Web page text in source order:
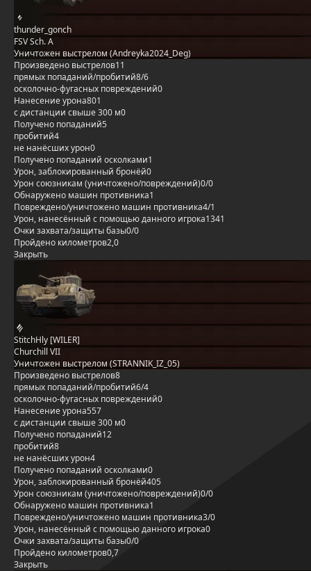
thunder_gonch
FSV Sch. A
Уничтожен выстрелом (Andreyka2024_Deg)
Произведено выстрелов11
прямых попаданий/пробитий8/6
осколочно-фугасных повреждений0
Нанесение урона801
с дистанции свыше 300 м0
Получено попаданий5
пробитий4
не нанёсших урон0
Получено попаданий осколками1
Урон, заблокированный бронёй0
Урон союзникам (уничтожено/повреждений)0/0
Обнаружено машин противника1
Повреждено/уничтожено машин противника4/1
Урон, нанесённый с помощью данного игрока1341
Очки захвата/защиты базы0/0
Пройдено километров2,0
Закрыть
StitchHly [WILER]
Churchill VII
Уничтожен выстрелом (STRANNIK_IZ_05)
Произведено выстрелов8
прямых попаданий/пробитий6/4
осколочно-фугасных повреждений0
Нанесение урона557
с дистанции свыше 300 м0
Получено попаданий12
пробитий8
не нанёсших урон4
Получено попаданий осколками0
Урон, заблокированный бронёй405
Урон союзникам (уничтожено/повреждений)0/0
Обнаружено машин противника1
Повреждено/уничтожено машин противника3/0
Урон, нанесённый с помощью данного игрока0
Очки захвата/защиты базы0/0
Пройдено километров0,7
Закрыть